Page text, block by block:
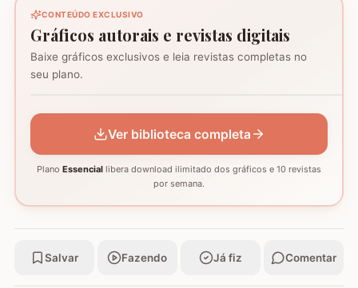
CONTEÚDO EXCLUSIVO
Gráficos autorais e revistas digitais
Baixe gráficos exclusivos e leia revistas completas no
seu plano.
Coração - Tapete
montagem
Ver biblioteca completa
Plano Essencial libera download ilimitado dos gráficos e 10 revistas
por semana.
Salvar Fazendo Já fiz Comentar